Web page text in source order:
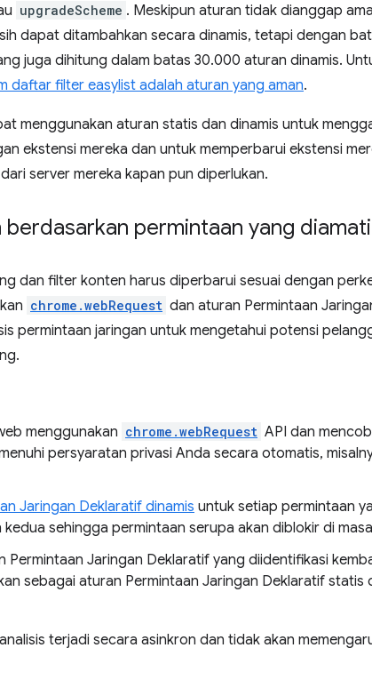
upgradeScheme . Meskipun aturan tidak dianggap
dapat ditambahkan secara dinamis, tetapi dengan
juga dihitung dalam batas 30.000 aturan dinamis.
daftar filter easylist adalah aturan yang aman.
menggunakan aturan statis dan dinamis untuk
ekstensi mereka dan untuk memperbarui ekstensi
server mereka kapan pun diperlukan.
permintaan yang diamati
dan filter konten harus diperbarui sesuai dengan
chrome.webRequest dan aturan Permintaan
permintaan jaringan untuk mengetahui potensi
menggunakan chrome.webRequest API dan
persyaratan privasi Anda secara otomatis,
Jaringan Deklaratif dinamis untuk setiap permintaan
sehingga permintaan serupa akan diblokir di
Permintaan Jaringan Deklaratif yang diidentifikasi
sebagai aturan Permintaan Jaringan Deklaratif statis
terjadi secara asinkron dan tidak akan